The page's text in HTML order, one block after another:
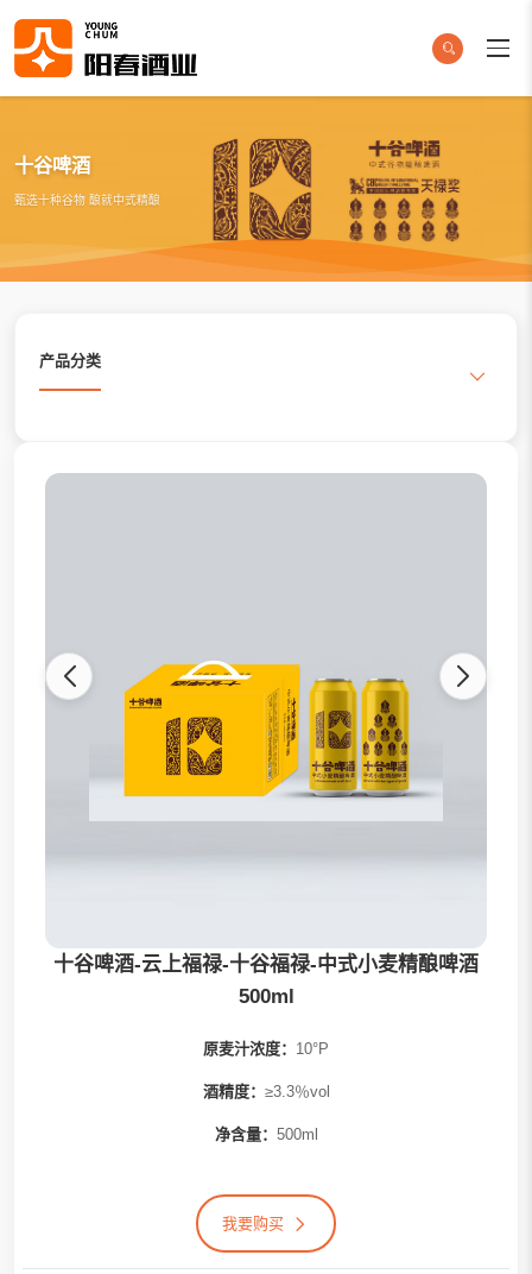
十谷啤酒
甄选十种谷物 酿就中式精酿
产品分类
十谷啤酒-云上福禄-十谷福禄-中式小麦精酿啤酒
500ml
原麦汁浓度： 10°P
酒精度： ≥3.3％vol
净含量： 500ml
我要购买